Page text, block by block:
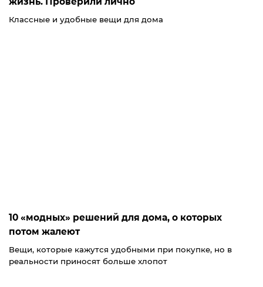
Классные и удобные вещи для дома
10 «модных» решений для дома, о которых
потом жалеют
Вещи, которые кажутся удобными при покупке, но в
реальности приносят больше хлопот